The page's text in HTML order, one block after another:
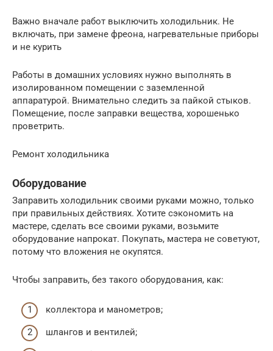
Важно вначале работ выключить холодильник. Не
включать, при замене фреона, нагревательные приборы
и не курить
Работы в домашних условиях нужно выполнять в
изолированном помещении с заземленной
аппаратурой. Внимательно следить за пайкой стыков.
Помещение, после заправки вещества, хорошенько
проветрить.
Ремонт холодильника
Оборудование
Заправить холодильник своими руками можно, только
при правильных действиях. Хотите сэкономить на
мастере, сделать все своими руками, возьмите
оборудование напрокат. Покупать, мастера не советуют,
потому что вложения не окупятся.
Чтобы заправить, без такого оборудования, как:
коллектора и манометров;
шлангов и вентилей;